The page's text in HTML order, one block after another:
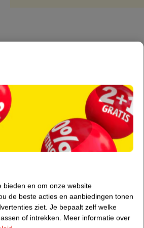
bieden en om onze website
de beste acties en aanbiedingen tonen
ziet. Je bepaalt zelf welke
of intrekken. Meer informatie over